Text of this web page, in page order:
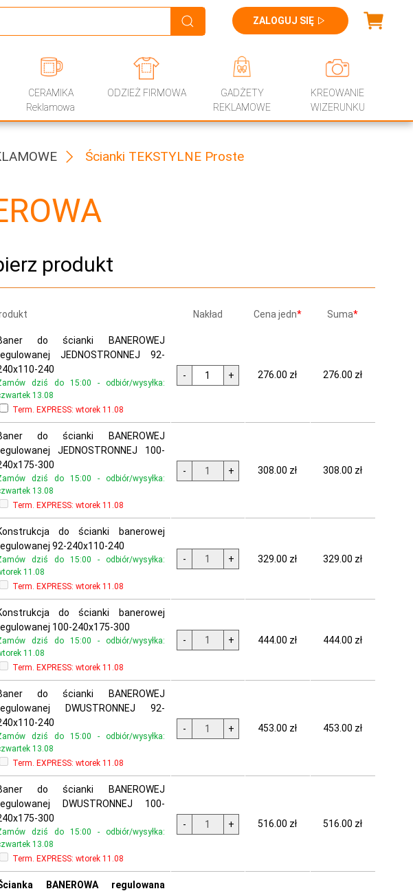
ZALOGUJ SIĘ
CERAMIKA
Reklamowa
ODZIEŻ FIRMOWA
GADŻETY
REKLAMOWE
KREOWANIE
WIZERUNKU
Ścianki TEKSTYLNE Proste
produkt
Nakład Cena jedn* Suma*
do ścianki BANEROWEJ
JEDNOSTRONNEJ 92-
240
dziś do 15:00 - odbiór/wysyłka:
13.08
Term. EXPRESS: wtorek 11.08
- + 276.00 zł 276.00 zł
do ścianki BANEROWEJ
JEDNOSTRONNEJ 100-
300
dziś do 15:00 - odbiór/wysyłka:
13.08
Term. EXPRESS: wtorek 11.08
- + 308.00 zł 308.00 zł
do ścianki banerowej
92-240x110-240
dziś do 15:00 - odbiór/wysyłka:
11.08
Term. EXPRESS: wtorek 11.08
- + 329.00 zł 329.00 zł
do ścianki banerowej
100-240x175-300
dziś do 15:00 - odbiór/wysyłka:
11.08
Term. EXPRESS: wtorek 11.08
- + 444.00 zł 444.00 zł
do ścianki BANEROWEJ
DWUSTRONNEJ 92-
240
dziś do 15:00 - odbiór/wysyłka:
13.08
Term. EXPRESS: wtorek 11.08
- + 453.00 zł 453.00 zł
do ścianki BANEROWEJ
DWUSTRONNEJ 100-
300
dziś do 15:00 - odbiór/wysyłka:
13.08
Term. EXPRESS: wtorek 11.08
- + 516.00 zł 516.00 zł
BANEROWA regulowana